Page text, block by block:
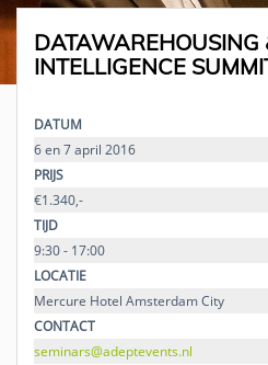
DATAWAREHOUSING
INTELLIGENCE
DATUM
6 en 7 april 2016
PRIJS
€1.340,-
TIJD
9:30 - 17:00
LOCATIE
Mercure Hotel Amsterdam City
CONTACT
seminars@adeptevents.nl